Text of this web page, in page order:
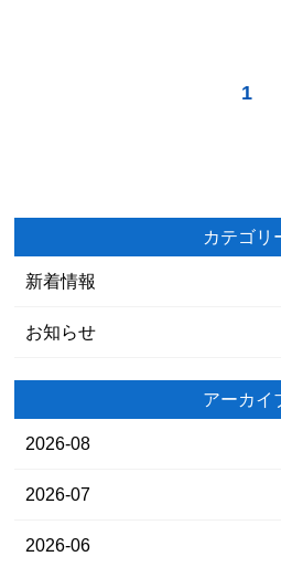
1
カテゴリ
新着情報
お知らせ
アーカイ
2026-08
2026-07
2026-06